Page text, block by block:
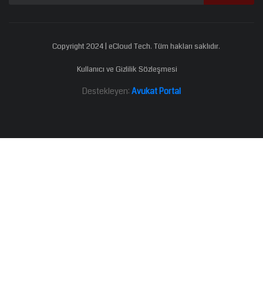
Copyright 2024 | eCloud Tech. Tüm hakları saklıdır.
Kullanıcı ve Gizlilik Sözleşmesi
Destekleyen: Avukat Portal